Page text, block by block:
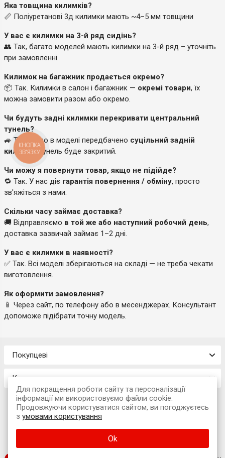
Яка товщина килимків?
📏 Поліуретанові 3д килимки мають ~4–5 мм товщини
У вас є килимки на 3-й ряд сидінь?
👥 Так, багато моделей мають килимки на 3-й ряд – уточніть
при замовленні.
Килимок на багажник продається окремо?
📦 Так. Килимки в салон і багажник — окремі товари, їх
можна замовити разом або окремо.
Чи будуть задні килимки перекривати центральний
тунель?
🚙 Так, якщо в моделі передбачено суцільний задній
килимок, тунель буде закритий.
Чи можу я повернути товар, якщо не підійде?
🔁 Так. У нас діє гарантія повернення / обміну, просто
зв'яжіться з нами.
Скільки часу займає доставка?
🚚 Відправляємо в той же або наступний робочий день,
доставка зазвичай займає 1–2 дні.
У вас є килимки в наявності?
✅ Так. Всі моделі зберігаються на складі — не треба чекати
виготовлення.
Як оформити замовлення?
📱 Через сайт, по телефону або в месенджерах. Консультант
допоможе підібрати точну модель.
Покупцеві
Контакти
© 2026 Інтернет-магазин «Avtokompleks»
м. Львів, вул. Наукова, 7А (офіс)
Для покращення роботи сайту та персоналізації
інформації ми використовуємо файли cookie.
Продовжуючи користуватися сайтом, ви погоджуєтесь
з умовами користування
Ok
КНОПКА
ЗВ'ЯЗКУ